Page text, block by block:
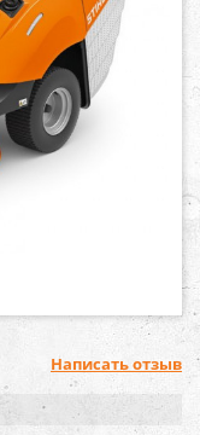
Написать отзыв